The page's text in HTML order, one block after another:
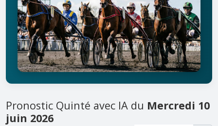
Pronostic Quinté avec IA du Mercredi 10
juin 2026